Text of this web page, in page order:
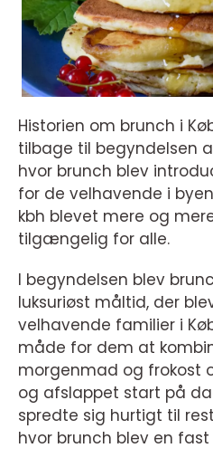
Historien om brunch i
tilbage til begyndelsen
hvor brunch blev
for de velhavende i
kbh blevet mere og
tilgængelig for alle.
I begyndelsen blev
luksuriøst måltid, der
velhavende familier i
måde for dem at
morgenmad og frokost
og afslappet start på
spredte sig hurtigt til
hvor brunch blev en